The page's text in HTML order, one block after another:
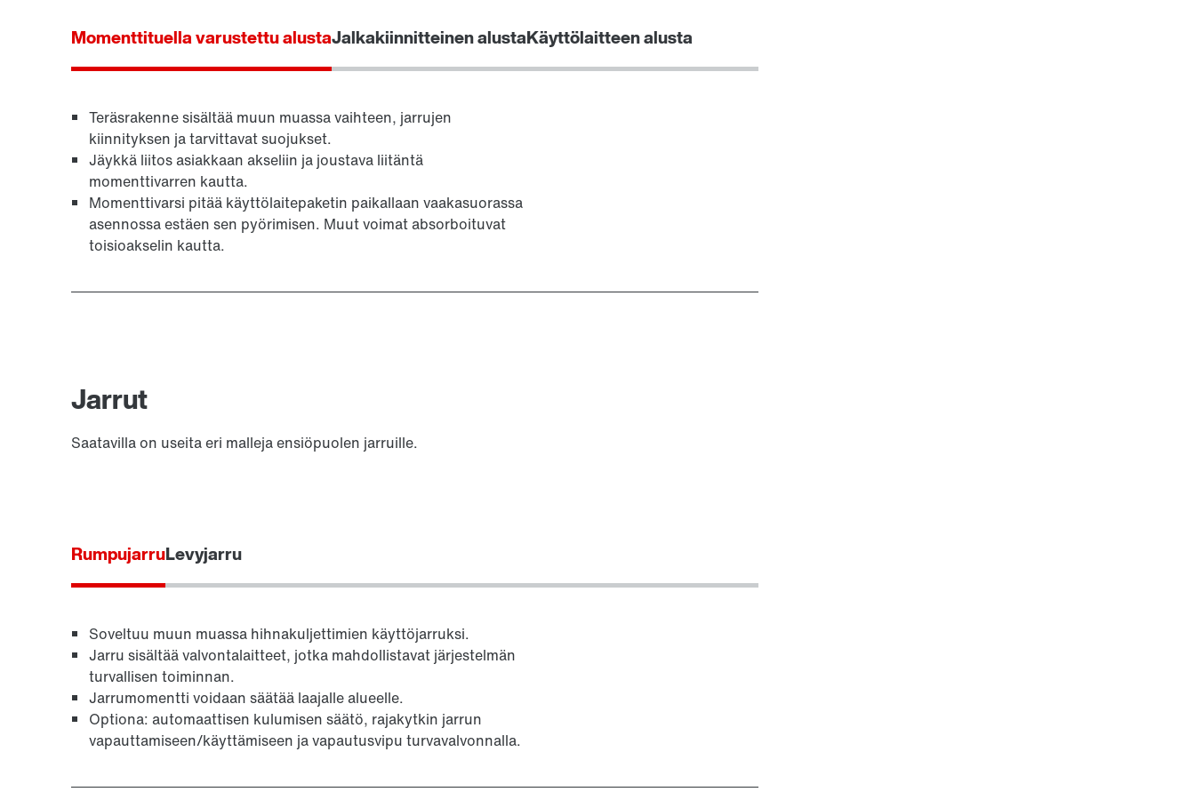
Momenttituella varustettu alustaJalkakiinnitteinen alustaKäyttölaitteen alusta
Teräsrakenne sisältää muun muassa vaihteen, jarrujen
kiinnityksen ja tarvittavat suojukset.
Jäykkä liitos asiakkaan akseliin ja joustava liitäntä
momenttivarren kautta.
Momenttivarsi pitää käyttölaitepaketin paikallaan vaakasuorassa
asennossa estäen sen pyörimisen. Muut voimat absorboituvat
toisioakselin kautta.
Jarrut
Saatavilla on useita eri malleja ensiöpuolen jarruille.
RumpujarruLevyjarru
Soveltuu muun muassa hihnakuljettimien käyttöjarruksi.
Jarru sisältää valvontalaitteet, jotka mahdollistavat järjestelmän
turvallisen toiminnan.
Jarrumomentti voidaan säätää laajalle alueelle.
Optiona: automaattisen kulumisen säätö, rajakytkin jarrun
vapauttamiseen/käyttämiseen ja vapautusvipu turvavalvonnalla.